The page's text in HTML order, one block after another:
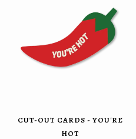
CUT-OUT CARDS - YOU'RE
HOT